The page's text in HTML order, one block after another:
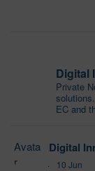
Digital
Private
EC and
Avata
r
Digital
·
10 Jun